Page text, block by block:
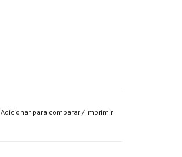
Adicionar para comparar / Imprimir